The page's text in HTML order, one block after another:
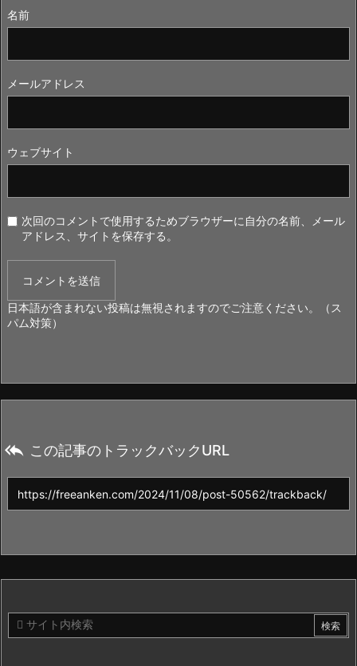
名前
メールアドレス
ウェブサイト
次回のコメントで使用するためブラウザーに自分の名前、メール
アドレス、サイトを保存する。
日本語が含まれない投稿は無視されますのでご注意ください。（ス
パム対策）
 この記事のトラックバックURL